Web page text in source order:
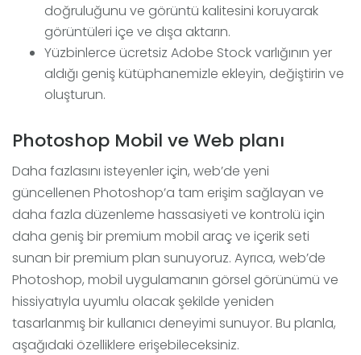
doğruluğunu ve görüntü kalitesini koruyarak
görüntüleri içe ve dışa aktarın.
Yüzbinlerce ücretsiz Adobe Stock varlığının yer
aldığı geniş kütüphanemizle ekleyin, değiştirin ve
oluşturun.
Photoshop Mobil ve Web planı
Daha fazlasını isteyenler için, web’de yeni
güncellenen Photoshop’a tam erişim sağlayan ve
daha fazla düzenleme hassasiyeti ve kontrolü için
daha geniş bir premium mobil araç ve içerik seti
sunan bir premium plan sunuyoruz. Ayrıca, web’de
Photoshop, mobil uygulamanın görsel görünümü ve
hissiyatıyla uyumlu olacak şekilde yeniden
tasarlanmış bir kullanıcı deneyimi sunuyor. Bu planla,
aşağıdaki özelliklere erişebileceksiniz.